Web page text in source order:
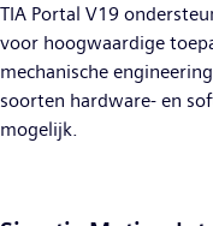
TIA Portal V19
voor hoogwaardige
mechanische
soorten hardware- en
mogelijk.